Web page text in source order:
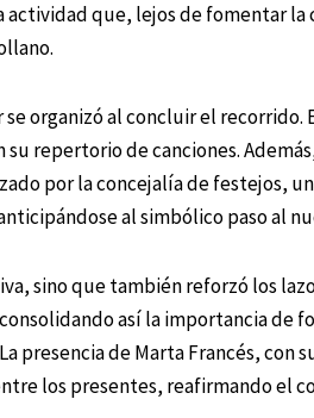
actividad que, lejos de fomentar
organizó al concluir el recorrido.
repertorio de canciones.
por la concejalía de festejos,
al simbólico paso al
sino que también reforzó los
así la importancia de
presencia de Marta Francés, con
los presentes, reafirmando el